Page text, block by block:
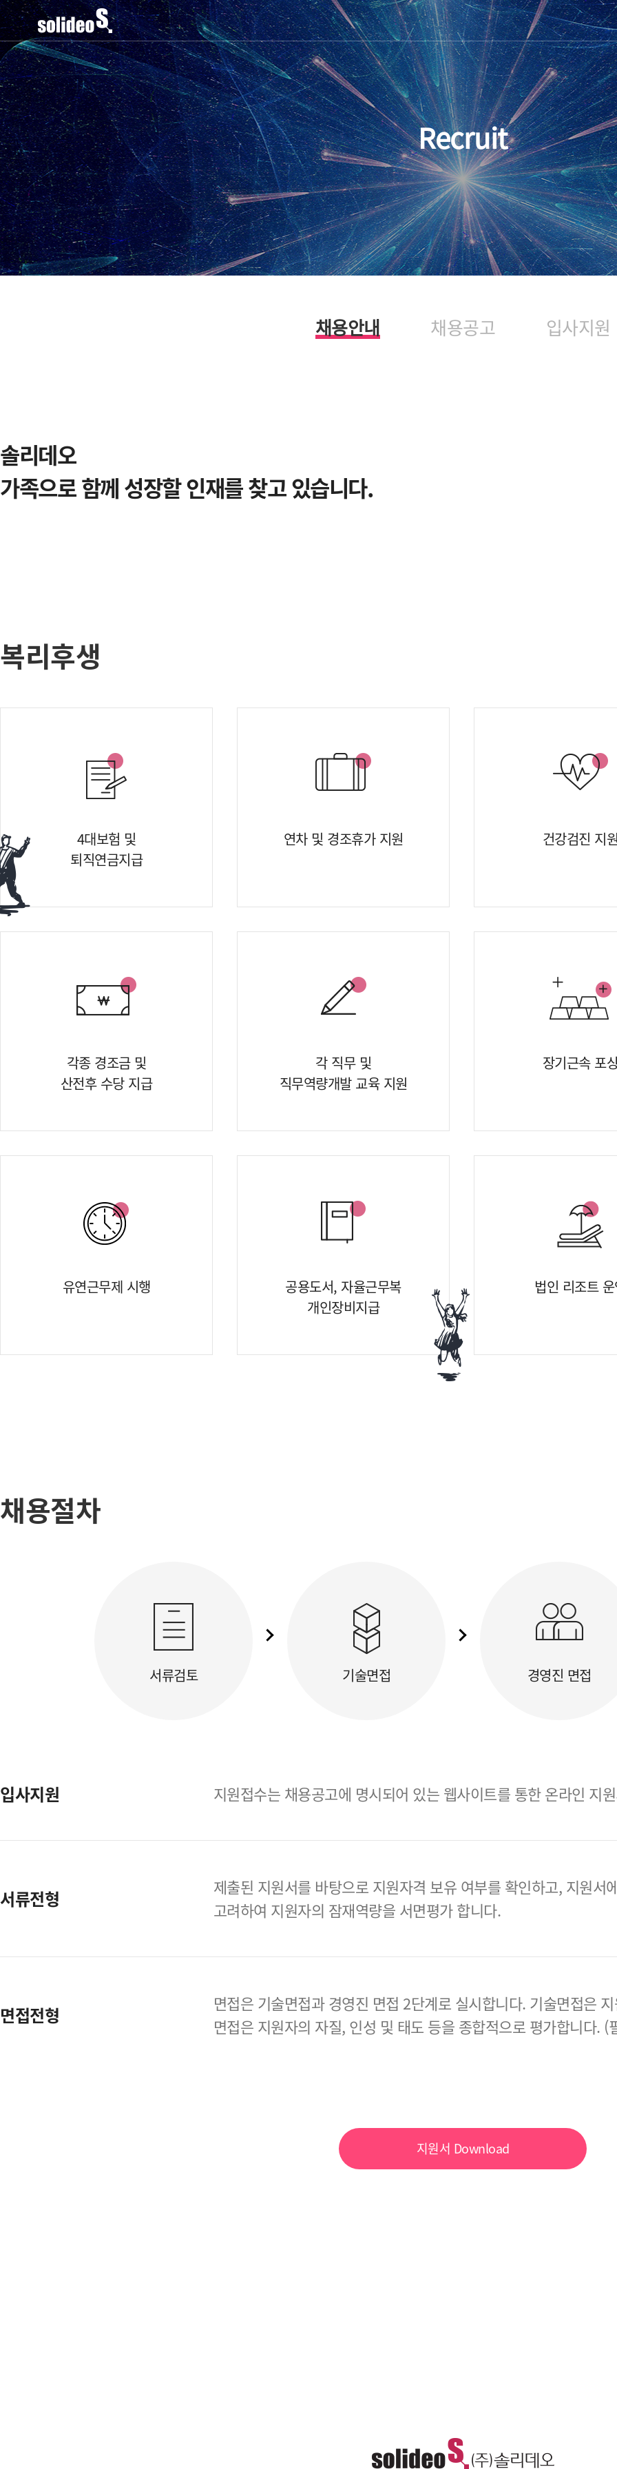
Recruit
채용안내 채용공고 입사지원
솔리데오
가족으로 함께 성장할 인재를찾고 있습니다.
복리후생
4대보험 및
퇴직연금지급
연차 및 경조휴가 지원 건강검진 지
각종 경조금 및
산전후 수당 지급
각 직무 및
직무역량개발 교육 지원
장기근속 포
유연근무제 시행
공용도서, 자율근무복
개인장비지급
법인 리조트
채용절차
서류검토 기술면접 경영진 면접
입사지원 지원접수는 채용공고에 명시되어 있는 웹사이트를 통한 온라인 지
서류전형
제출된 지원서를 바탕으로 지원자격 보유 여부를 확인하고, 지원서
고려하여 지원자의 잠재역량을 서면평가 합니다.
면접전형 면접은 기술면접과 경영진 면접 2단계로 실시합니다. 기술면접은
면접은 지원자의 자질, 인성 및 태도 등을 종합적으로 평가합니다. (
지원서 Download